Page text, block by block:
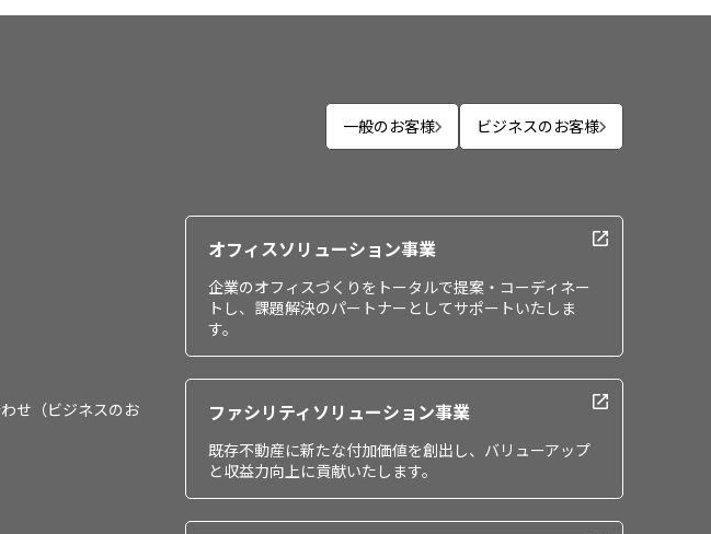
一般のお客様 ビジネスのお客様
せ（ビジネスのお
オフィスソリューション事業
企業のオフィスづくりをトータルで提案・コーディネー
トし、課題解決のパートナーとしてサポートいたしま
す。
ファシリティソリューション事業
既存不動産に新たな付加価値を創出し、バリューアップ
と収益力向上に貢献いたします。